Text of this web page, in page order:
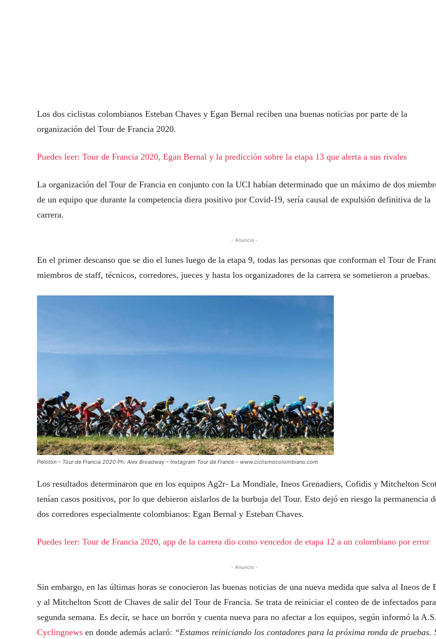
Los dos ciclistas colombianos Esteban Chaves y Egan Bernal reciben una buenas noticias por parte de la
organización del Tour de Francia 2020.
Puedes leer: Tour de Francia 2020, Egan Bernal y la predicción sobre la etapa 13 que alerta a sus rivales
La organización del Tour de Francia en conjunto con la UCI habían determinado que un máximo de dos
de un equipo que durante la competencia diera positivo por Covid-19, sería causal de expulsión definitiva de la
carrera.
- Anuncio -
En el primer descanso que se dio el lunes luego de la etapa 9, todas las personas que conforman el Tour de
miembros de staff, técnicos, corredores, jueces y hasta los organizadores de la carrera se sometieron a pruebas.
Pelotón – Tour de Francia 2020 Ph: Alex Broadway – Instagram Tour de France – www.ciclismocolombiano.com
Los resultados determinaron que en los equipos Ag2r- La Mondiale, Ineos Grenadiers, Cofidis y Mitchelton
tenían casos positivos, por lo que debieron aislarlos de la burbuja del Tour. Esto dejó en riesgo la permanencia
dos corredores especialmente colombianos: Egan Bernal y Esteban Chaves.
Puedes leer: Tour de Francia 2020, app de la carrera dio como vencedor de etapa 12 a un colombiano por error
- Anuncio -
Sin embargo, en las últimas horas se conocieron las buenas noticias de una nueva medida que salva al Ineos de
y al Mitchelton Scott de Chaves de salir del Tour de Francia. Se trata de reiniciar el conteo de de infectados
segunda semana. Es decir, se hace un borrón y cuenta nueva para no afectar a los equipos, según informó la
Cyclingnews en donde además aclaró: “Estamos reiniciando los contadores para la próxima ronda de pruebas.